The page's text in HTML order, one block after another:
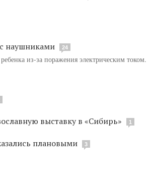
наушниками 24
из-за поражения электрическим током.
выставку в «Сибирь» 1
плановыми 3